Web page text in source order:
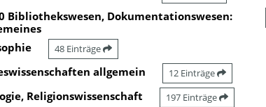
Bibliothekswesen, Dokumentationswesen:
48 Einträge
allgemein 12 Einträge
Religionswissenschaft 197 Einträge